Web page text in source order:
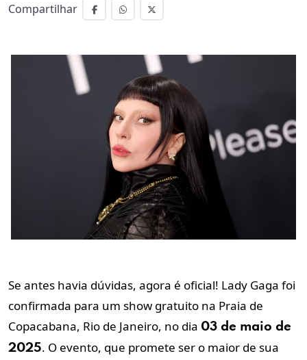
Compartilhar
Se antes havia dúvidas, agora é oficial! Lady Gaga foi
confirmada para um show gratuito na Praia de
Copacabana, Rio de Janeiro, no dia 03 de maio de
2025. O evento, que promete ser o maior de sua